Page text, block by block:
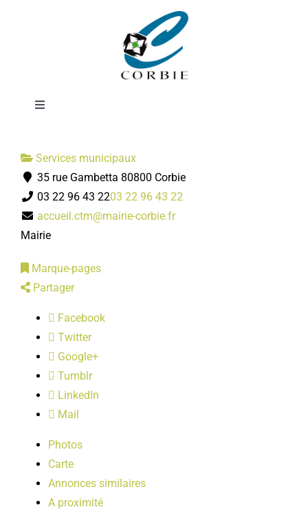
Toggle
DÉMARCHES ADMINISTRATIVES
SERVICES MUNICIPAUX
PRATIQUE
LOISIRS
PUBLICATIONS
Centre technique
municipal
Services municipaux
35 rue Gambetta 80800 Corbie
03 22 96 43 2203 22 96 43 22
accueil.ctm@mairie-corbie.fr
Mairie
Marque-pages
Partager
Facebook
Twitter
Google+
Tumblr
LinkedIn
Mail
Photos
Carte
Annonces similaires
A proximité